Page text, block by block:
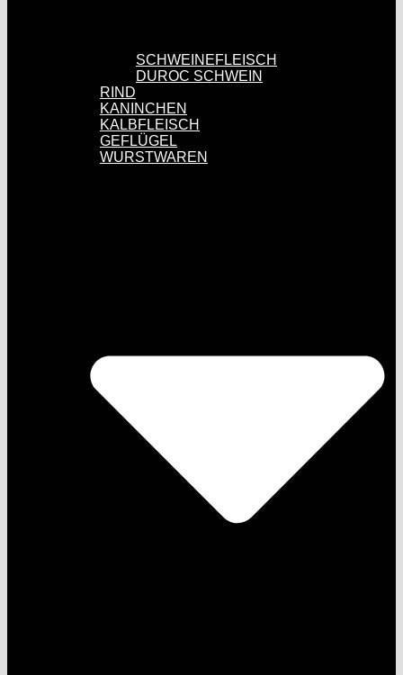
SCHWEINEFLEISCH
DUROC SCHWEIN
RIND
KANINCHEN
KALBFLEISCH
GEFLÜGEL
WURSTWAREN